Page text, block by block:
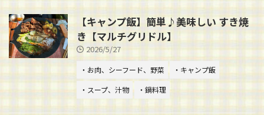
【キャンプ飯】簡単♪美味しい すき焼
き【マルチグリドル】
2026/5/27
・お肉、シーフード、野菜
・キャンプ飯
・スープ、汁物
・鍋料理